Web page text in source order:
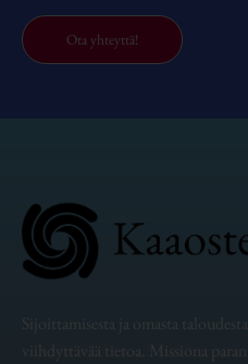
Ota yhteyttä!
Sijoittamisesta ja omasta
viihdyttävää tietoa. Missiona